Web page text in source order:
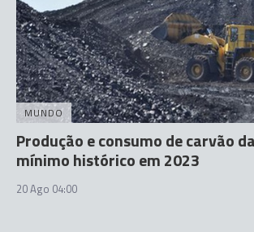
MUNDO
Produção e consumo de carvão
mínimo histórico em 2023
20 Ago 04:00